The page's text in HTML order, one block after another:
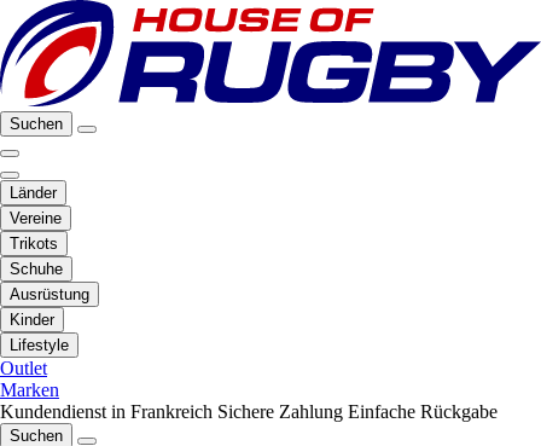
Suchen
Länder
Vereine
Trikots
Schuhe
Ausrüstung
Kinder
Lifestyle
Outlet
Marken
Kundendienst in Frankreich Sichere Zahlung Einfache Rückgabe
Suchen